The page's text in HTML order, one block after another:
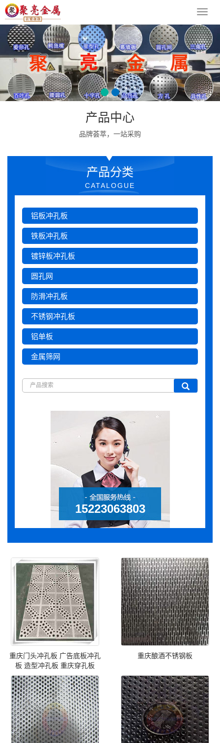
导
菜
单
产品中心
品牌荟萃，一站采购
产品分类
CATALOGUE
铝板冲孔板
铁板冲孔板
镀锌板冲孔板
圆孔网
防滑冲孔板
不锈钢冲孔板
铝单板
金属筛网
15223063803
重庆门头冲孔板 广告底板冲孔
板 造型冲孔板 重庆穿孔板
重庆酿酒不锈钢板